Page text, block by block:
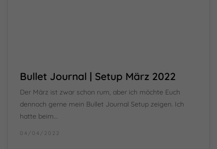
Bullet Journal | Setup März 2022
Der März ist zwar schon rum, aber ich möchte Euch
dennoch gerne mein Bullet Journal Setup zeigen. Ich
hatte beim…
04/04/2022